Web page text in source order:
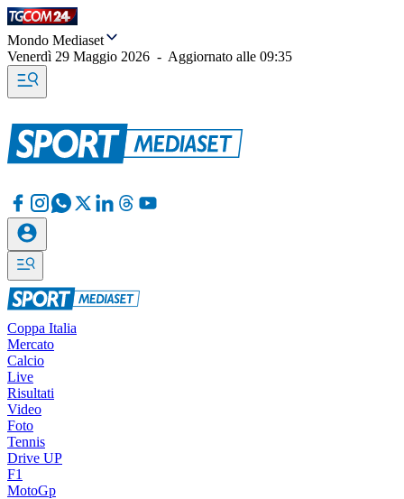
Mondo Mediaset
Venerdì 29 Maggio 2026 - Aggiornato alle 09:35
Coppa Italia
Mercato
Calcio
Live
Risultati
Video
Foto
Tennis
Drive UP
F1
MotoGp